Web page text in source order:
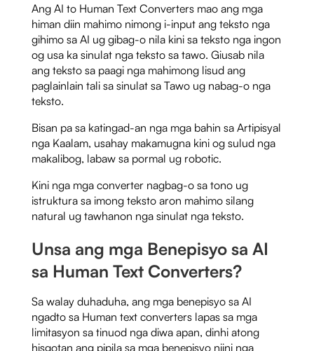
Ang AI to Human Text Converters mao ang mga
himan diin mahimo nimong i-input ang teksto nga
gihimo sa AI ug gibag-o nila kini sa teksto nga ingon
og usa ka sinulat nga teksto sa tawo. Giusab nila
ang teksto sa paagi nga mahimong lisud ang
paglainlain tali sa sinulat sa Tawo ug nabag-o nga
teksto.
Bisan pa sa katingad-an nga mga bahin sa Artipisyal
nga Kaalam, usahay makamugna kini og sulud nga
makalibog, labaw sa pormal ug robotic.
Kini nga mga converter nagbag-o sa tono ug
istruktura sa imong teksto aron mahimo silang
natural ug tawhanon nga sinulat nga teksto.
Unsa ang mga Benepisyo sa AI
sa Human Text Converters?
Sa walay duhaduha, ang mga benepisyo sa AI
ngadto sa Human text converters lapas sa mga
limitasyon sa tinuod nga diwa apan, dinhi atong
hisgotan ang pipila sa mga benepisyo niini nga